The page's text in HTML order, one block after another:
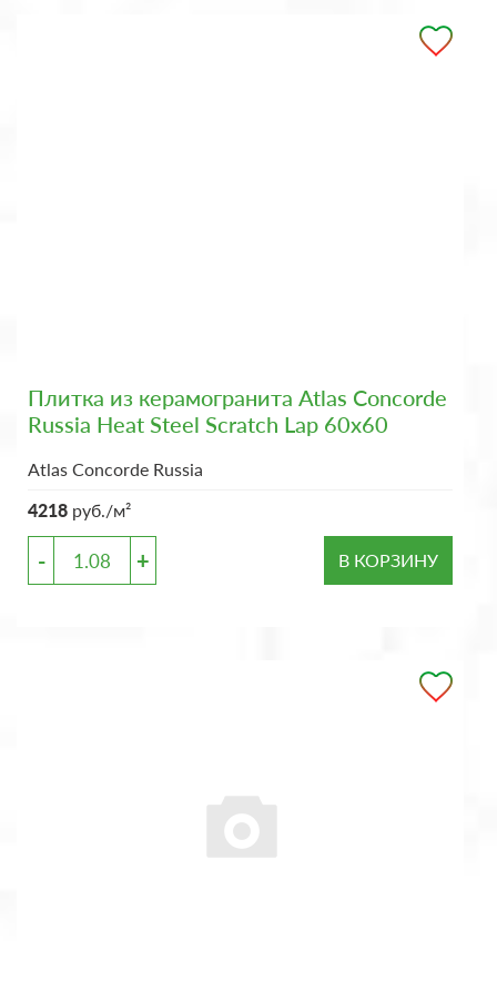
Плитка из керамогранита Atlas Concorde
Russia Heat Steel Scratch Lap 60x60
Atlas Concorde Russia
4218 руб./м²
- + В КОРЗИНУ